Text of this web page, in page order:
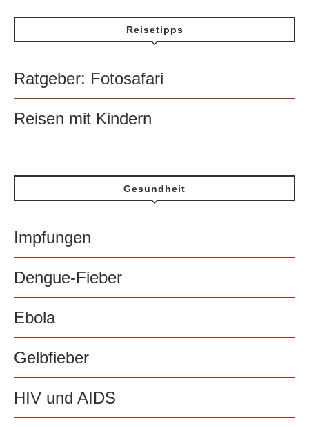
Reisetipps
Ratgeber: Fotosafari
Reisen mit Kindern
Gesundheit
Impfungen
Dengue-Fieber
Ebola
Gelbfieber
HIV und AIDS